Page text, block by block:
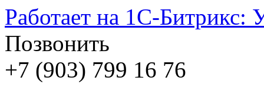
Работает на 1С-Битрикс:
Позвонить
+7 (903) 799 16 76